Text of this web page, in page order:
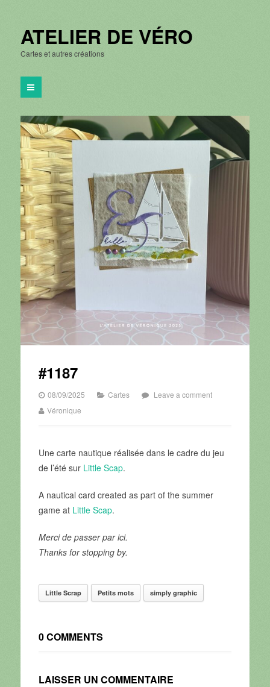
ATELIER DE VÉRO
Cartes et autres créations
#1187
08/09/2025 Cartes
Leave a comment
Véronique
Une carte nautique réalisée dans le cadre du jeu
de l’été sur Little Scap.
A nautical card created as part of the summer
game at Little Scap.
Merci de passer par ici.
Thanks for stopping by.
Little Scrap Petits mots simply graphic
0 COMMENTS
LAISSER UN COMMENTAIRE